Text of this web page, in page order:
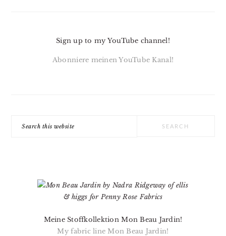
Sign up to my YouTube channel!
Abonniere meinen YouTube Kanal!
Meine Stoffkollektion Mon Beau Jardin!
My fabric line Mon Beau Jardin!